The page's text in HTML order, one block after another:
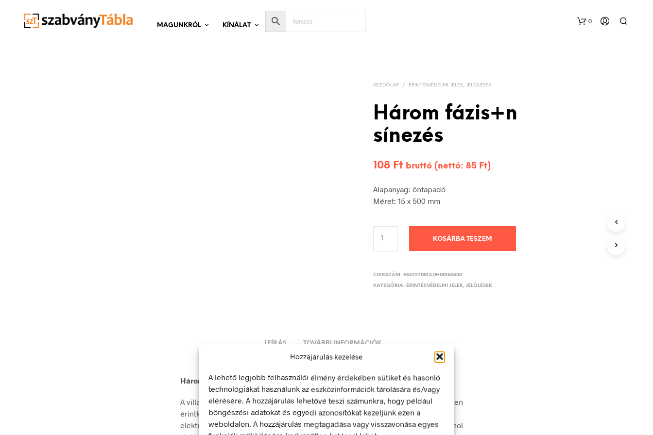
Hozzájárulás kezelése
A lehető legjobb felhasználói élmény érdekében sütiket és hasonló
technológiákat használunk az eszközinformációk tárolására és/vagy
elérésére. A hozzájárulás lehetővé teszi számunkra, hogy például
böngészési adatokat és egyedi azonosítókat kezeljünk ezen a
weboldalon. A hozzájárulás megtagadása vagy visszavonása egyes
MAGUNKRÓL KÍNÁLAT
0
KEZDŐLAP / ÉRINTÉSVÉDELMI JELEK, JELÖLÉSEK
Három fázis+n
sínezés
108 Ft bruttó (nettó:85 Ft)
Alapanyag: öntapadó
Méret: 15 x 500 mm
KOSÁRBA TESZEM
CIKKSZÁM: ESS227001ADH00150500
KATEGÓRIA: ÉRINTÉSVÉDELMI JELEK, JELÖLÉSEK
LEÍRÁS TOVÁBBI INFORMÁCIÓK
Három fázis+n sínezés
A villamos energia bármely modern létesítmény létfontosságú része, de a véletlen
érintkezés halálos következményekkel járhat. Éppen ezért fontos, hogy az
elektromos biztonsági jelölések minden olyan helyen kihelyezésre kerüljenek ahol